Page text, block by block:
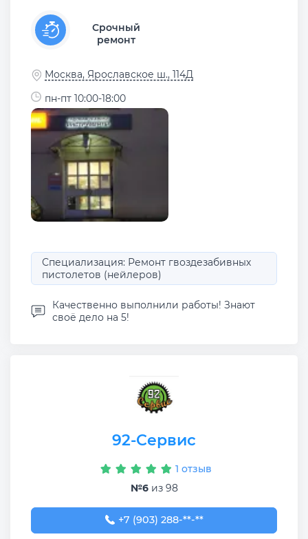
Срочный
ремонт
Москва, Ярославское ш., 114Д
пн-пт 10:00-18:00
Специализация: Ремонт гвоздезабивных
пистолетов (нейлеров)
Качественно выполнили работы! Знают
своё дело на 5!
92-Сервис
1 отзыв
№6из 98
+7 (903) 288-12-12
+7 (903) 288-**-**